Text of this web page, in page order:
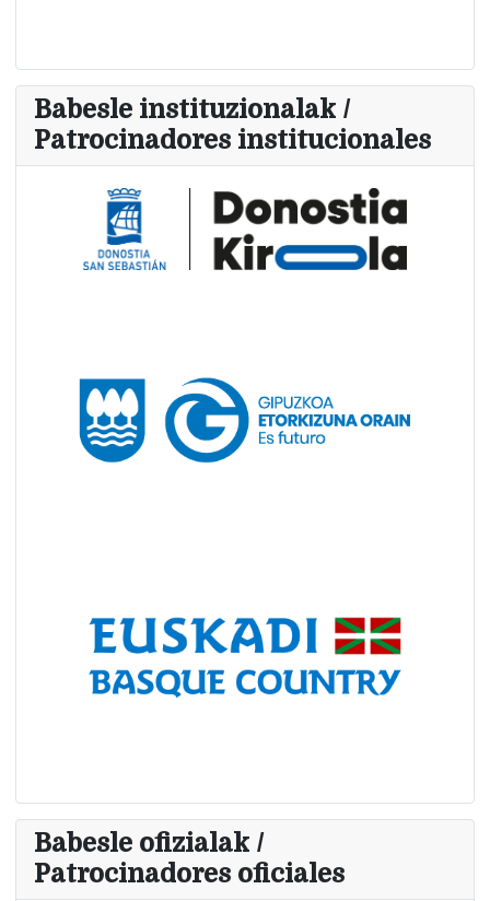
Babesle instituzionalak /
Patrocinadores institucionales
Babesle ofizialak /
Patrocinadores oficiales